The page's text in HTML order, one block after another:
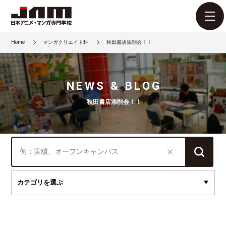
Home マンガクリエイト科 秋田書店添削会！！
NEWS & BLOG
秋田書店添削会！！